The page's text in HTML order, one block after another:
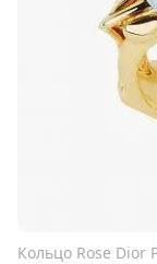
Кольцо Rose Dior